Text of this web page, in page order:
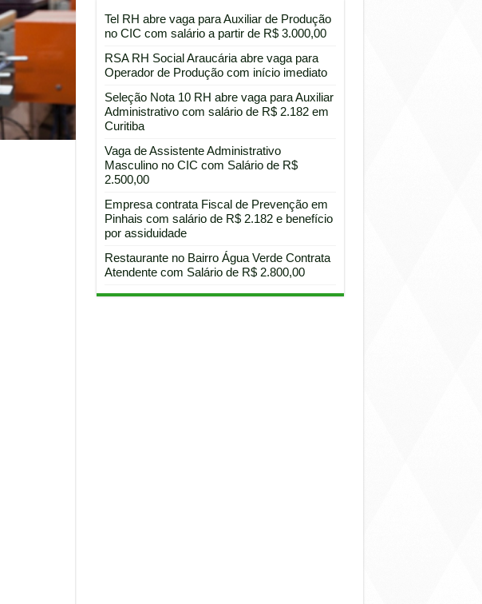
Tel RH abre vaga para Auxiliar de Produção
no CIC com salário a partir de R$ 3.000,00
RSA RH Social Araucária abre vaga para
Operador de Produção com início imediato
Seleção Nota 10 RH abre vaga para Auxiliar
Administrativo com salário de R$ 2.182 em
Curitiba
Vaga de Assistente Administrativo
Masculino no CIC com Salário de R$
2.500,00
Empresa contrata Fiscal de Prevenção em
Pinhais com salário de R$ 2.182 e benefício
por assiduidade
Restaurante no Bairro Água Verde Contrata
Atendente com Salário de R$ 2.800,00